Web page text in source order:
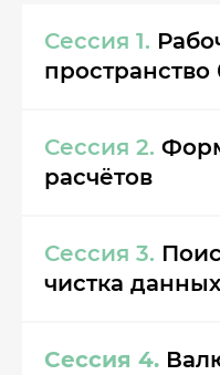
Сессия 1.
пространство
Сессия 2.
расчётов
Сессия 3.
чистка данных
Сессия 4.